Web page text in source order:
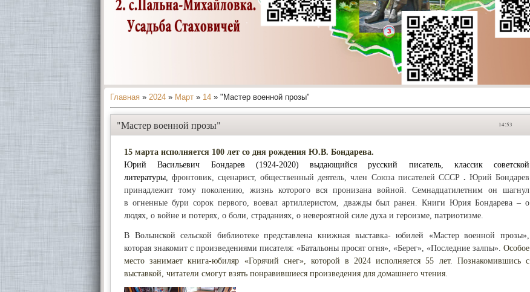
Главная » 2024 » Март » 14 » "Мастер военной прозы"
14:53
"Мастер военной прозы"
15 марта исполняется 100 лет со дня рождения Ю.В. Бондарева.
Юрий Васильевич Бондарев (1924-2020) выдающийся русский писатель, классик советской
литературы,
фронтовик, сценарист, общественный деятель, член Союза писателей СССР. Юрий Бондарев
принадлежит тому поколению, жизнь которого вся пронизана войной. Семнадцатилетним он шагнул
в огненные бури сорок первого, воевал артиллеристом, дважды был ранен.
Книги Юрия Бондарева – о
людях, о войне и потерях, о боли, страданиях, о невероятной силе духа и героизме, патриотизме.
В Волынской сельской библиотеке представлена книжная выставка- юбилей «Мастер военной прозы»,
которая знакомит с произведениями писателя: «Батальоны просят огня», «Берег», «Последние залпы». Особое
место занимает книга-юбиляр «Горячий снег», которой в 2024 исполняется 55 лет. Познакомившись с
выставкой, читатели смогут взять понравившиеся произведения для домашнего чтения.